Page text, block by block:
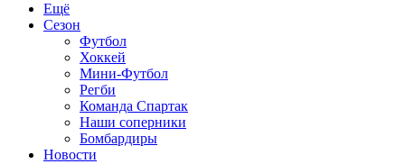
Ещё
Сезон
Футбол
Хоккей
Мини-Футбол
Регби
Команда Спартак
Наши соперники
Бомбардиры
Новости